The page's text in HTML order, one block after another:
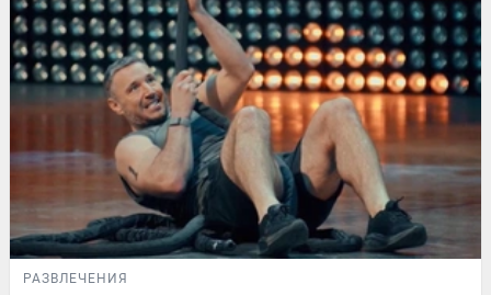
РАЗВЛЕЧЕНИЯ